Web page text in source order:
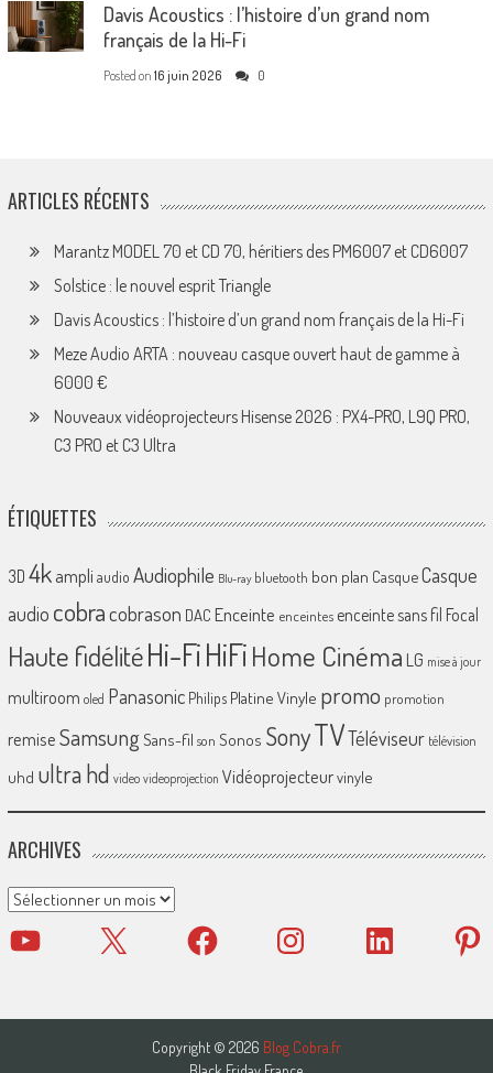
Davis Acoustics : l’histoire d’un grand nom
français de la Hi-Fi
Posted on 16 juin 2026 0
ARTICLES RÉCENTS
Marantz MODEL 70 et CD 70, héritiers des PM6007 et CD6007
Solstice : le nouvel esprit Triangle
Davis Acoustics : l’histoire d’un grand nom français de la Hi-Fi
Meze Audio ARTA : nouveau casque ouvert haut de gamme à
6000 €
Nouveaux vidéoprojecteurs Hisense 2026 : PX4-PRO, L9Q PRO,
C3 PRO et C3 Ultra
ÉTIQUETTES
3D 4k ampliaudio Audiophile Blu-ray bluetooth bon plan CasqueCasque
audio cobracobrason DAC Enceinte enceintes enceinte sans fil Focal
Haute fidélitéHi-FiHiFiHome Cinéma LG mise à jour
multiroom oled Panasonic Philips Platine Vinyle promo promotion
remiseSamsungSans-fil son Sonos SonyTVTéléviseur télévision
uhd ultra hd video videoprojection Vidéoprojecteurvinyle
ARCHIVES
Archives
YouTube X Facebook Instagram LinkedIn
Copyright © 2026 Blog Cobra.fr